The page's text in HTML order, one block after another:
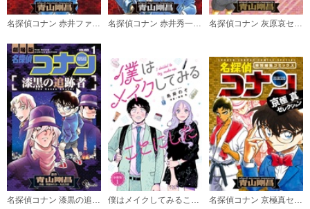
名探偵コナン 赤井ファミリーセレクション 名探偵コナン 赤井秀一セレクション 名探偵コナン 灰原哀セレクション
名探偵コナン 漆黒の追跡者 僕はメイクしてみることにした 分冊版 名探偵コナン 京極真セレクション